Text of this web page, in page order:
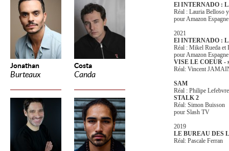
Jonathan
Burteaux
Costa
Canda
El INTERNADO :
Réal : Lauria Belloso
pour Amazon Espagne
2021
El INTERNADO :
Réal : Mikel Rueda et
pour Amazon Espagne
VISE LE COEUR -
Réal: Vincent
SAM
Réal : Philipe Lefebvre
STALK 2
Réal: Simon Buisson
pour Slash TV
2019
LE BUREAU DES
Réal: Pascale Ferran